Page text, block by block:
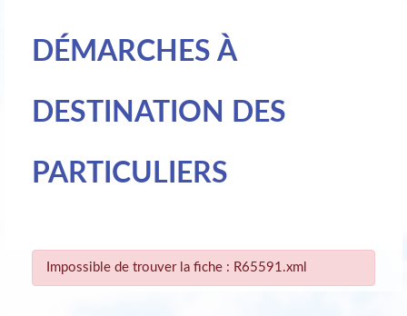
DÉMARCHES À
DESTINATION DES
PARTICULIERS
Impossible de trouver la fiche : R65591.xml